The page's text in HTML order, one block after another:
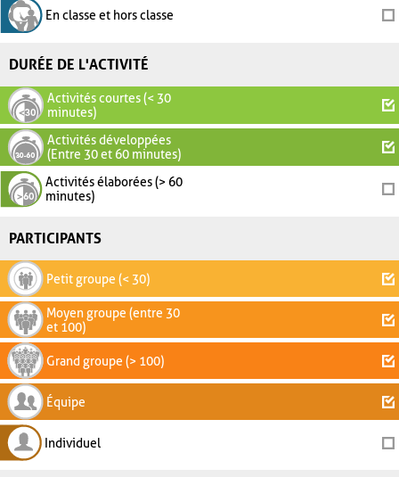
En classe et hors classe
DURÉE DE L'ACTIVITÉ
Activités courtes (< 30
minutes)
Activités développées
(Entre 30 et 60 minutes)
Activités élaborées (> 60
minutes)
PARTICIPANTS
Petit groupe (< 30)
Moyen groupe (entre 30
et 100)
Grand groupe (> 100)
Équipe
Individuel